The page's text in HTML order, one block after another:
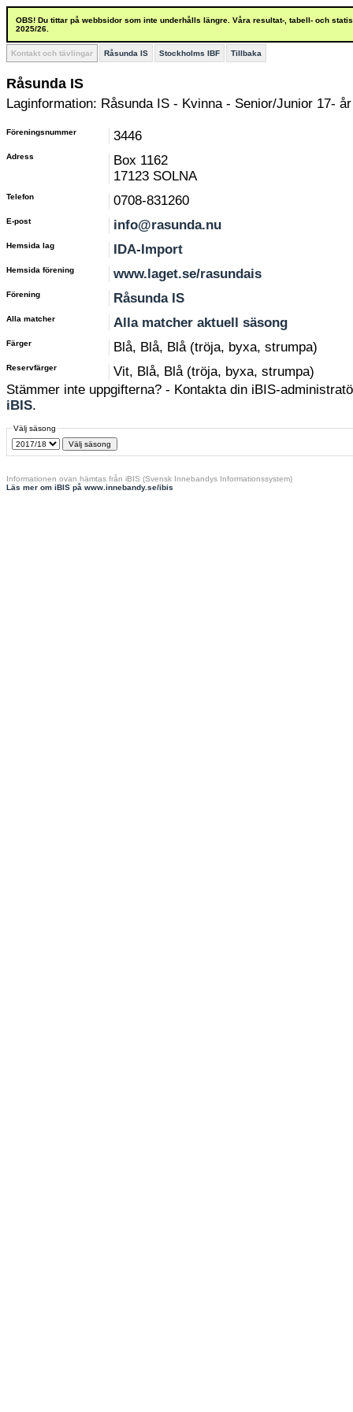
OBS! Du tittar på webbsidor som inte underhålls längre. Våra resultat-, tabell- och
2025/26.
Kontakt och tävlingar Råsunda IS Stockholms IBF Tillbaka
Råsunda IS
Laginformation: Råsunda IS - Kvinna - Senior/Junior 17- år
Föreningsnummer 3446
Adress
Box 1162
17123 SOLNA
Telefon 0708-831260
E-post info@rasunda.nu
Hemsida lag IDA-Import
Hemsida förening www.laget.se/rasundais
Förening Råsunda IS
Alla matcher Alla matcher aktuell säsong
Färger Blå, Blå, Blå (tröja, byxa, strumpa)
Reservfärger
Vit, Blå, Blå (tröja, byxa, strumpa)
Stämmer inte uppgifterna? - Kontakta din iBIS-
iBIS.
Välj säsong
Informationen ovan hämtas från iBIS (Svensk Innebandys Informationssystem)
Läs mer om iBIS på www.innebandy.se/ibis